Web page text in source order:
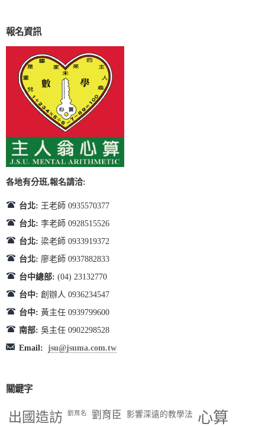
報名資訊
各地有分班,報名請洽:
台北: 王老師 0935570377
台北: 李老師 0928515526
台北: 梁老師 0933919372
台北: 廖老師 0937882833
台中總部: (04) 23132770
台中: 創辦人 0936234547
台中: 黃主任 0939799600
南部: 吳主任 0902298528
Email: jsu@jsuma.com.tw
關鍵字
出國造訪 劉育名 劉育臣 影響深遠的教學法 心算